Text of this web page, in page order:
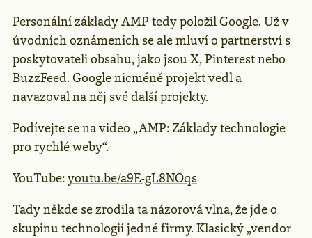
Personální základy AMP tedy položil Google. Už v
úvodních oznámeních se ale mluví o partnerství s
poskytovateli obsahu, jako jsou X, Pinterest nebo
BuzzFeed. Google nicméně projekt vedl a
navazoval na něj své další projekty.
Podívejte se na video „AMP: Základy technologie
pro rychlé weby“.
YouTube:youtu.be/a9E-gL8NOqs
Tady někde se zrodila ta názorová vlna, že jde o
skupinu technologií jedné firmy. Klasický „vendor